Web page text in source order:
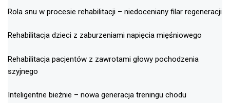
Rola snu w procesie rehabilitacji – niedoceniany filar regeneracji
Rehabilitacja dzieci z zaburzeniami napięcia mięśniowego
Rehabilitacja pacjentów z zawrotami głowy pochodzenia
szyjnego
Inteligentne bieżnie – nowa generacja treningu chodu